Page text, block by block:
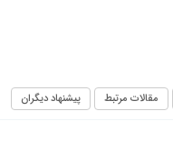
مقالات مرتبط پیشنهاد دیگران